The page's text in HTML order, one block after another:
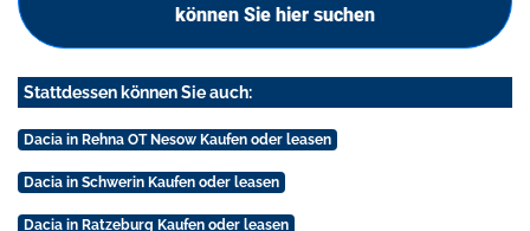
können Sie hier suchen
Stattdessen können Sie auch:
Dacia in Rehna OT Nesow Kaufen oder leasen
Dacia in Schwerin Kaufen oder leasen
Dacia in Ratzeburg Kaufen oder leasen